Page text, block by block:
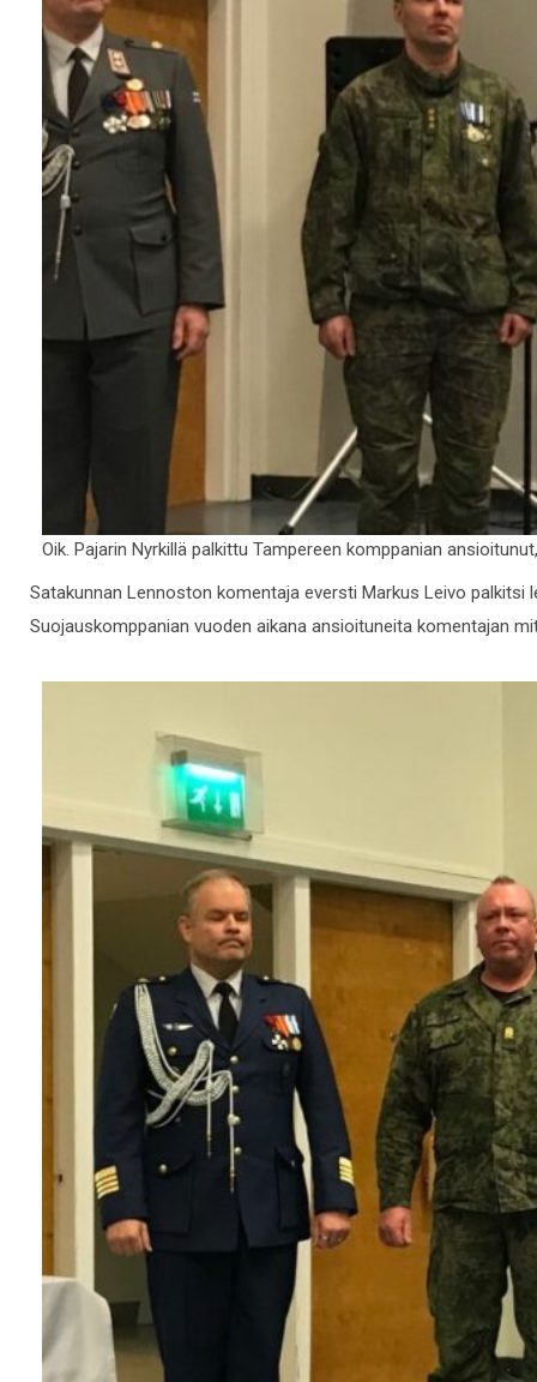
Oik. Pajarin Nyrkillä palkittu Tampereen komppanian
Satakunnan Lennoston komentaja eversti Markus Leivo
Suojauskomppanian vuoden aikana ansioituneita komentajan